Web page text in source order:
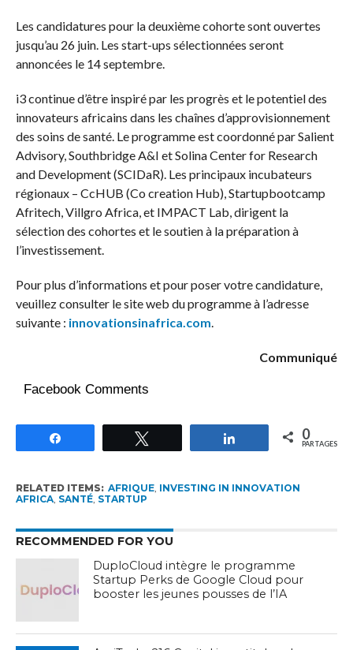
Les candidatures pour la deuxième cohorte sont ouvertes
jusqu’au 26 juin. Les start-ups sélectionnées seront
annoncées le 14 septembre.
i3 continue d’être inspiré par les progrès et le potentiel des
innovateurs africains dans les chaînes d’approvisionnement
des soins de santé. Le programme est coordonné par Salient
Advisory, Southbridge A&I et Solina Center for Research
and Development (SCIDaR). Les principaux incubateurs
régionaux – CcHUB (Co creation Hub), Startupbootcamp
Afritech, Villgro Africa, et IMPACT Lab, dirigent la
sélection des cohortes et le soutien à la préparation à
l’investissement.
Pour plus d’informations et pour poser votre candidature,
veuillez consulter le site web du programme à l’adresse
suivante : innovationsinafrica.com.
Communiqué
Facebook Comments
Partagez 0
PARTAGES
RELATED ITEMS: AFRIQUE, INVESTING IN INNOVATION
AFRICA, SANTÉ, STARTUP
RECOMMENDED FOR YOU
DuploCloud intègre le programme
Startup Perks de Google Cloud pour
booster les jeunes pousses de l’IA